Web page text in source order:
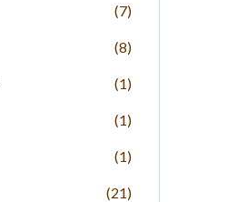
(7)
(8)
(1)
(1)
(1)
(21)